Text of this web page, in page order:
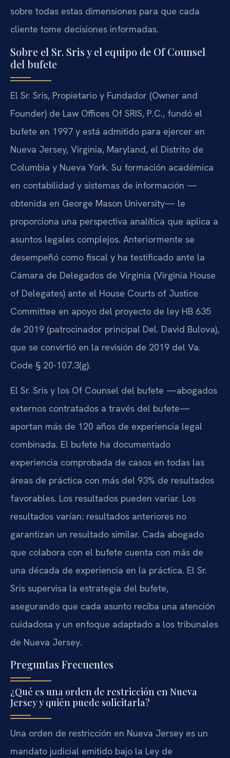
sobre todas estas dimensiones para que cada
cliente tome decisiones informadas.
Sobre el Sr. Sris y el equipo de Of Counsel
del bufete
El Sr. Sris, Propietario y Fundador (Owner and
Founder) de Law Offices Of SRIS, P.C., fundó el
bufete en 1997 y está admitido para ejercer en
Nueva Jersey, Virginia, Maryland, el Distrito de
Columbia y Nueva York. Su formación académica
en contabilidad y sistemas de información —
obtenida en George Mason University— le
proporciona una perspectiva analítica que aplica a
asuntos legales complejos. Anteriormente se
desempeñó como fiscal y ha testificado ante la
Cámara de Delegados de Virginia (Virginia House
of Delegates) ante el House Courts of Justice
Committee en apoyo del proyecto de ley HB 635
de 2019 (patrocinador principal Del. David Bulova),
que se convirtió en la revisión de 2019 del Va.
Code § 20-107.3(g).
El Sr. Sris y los Of Counsel del bufete —abogados
externos contratados a través del bufete—
aportan más de 120 años de experiencia legal
combinada. El bufete ha documentado
experiencia comprobada de casos en todas las
áreas de práctica con más del 93% de resultados
favorables. Los resultados pueden variar. Los
resultados varían; resultados anteriores no
garantizan un resultado similar. Cada abogado
que colabora con el bufete cuenta con más de
una década de experiencia en la práctica. El Sr.
Sris supervisa la estrategia del bufete,
asegurando que cada asunto reciba una atención
cuidadosa y un enfoque adaptado a los tribunales
de Nueva Jersey.
Preguntas Frecuentes
¿Qué es una orden de restricción en Nueva
Jersey y quién puede solicitarla?
Una orden de restricción en Nueva Jersey es un
mandato judicial emitido bajo la Ley de